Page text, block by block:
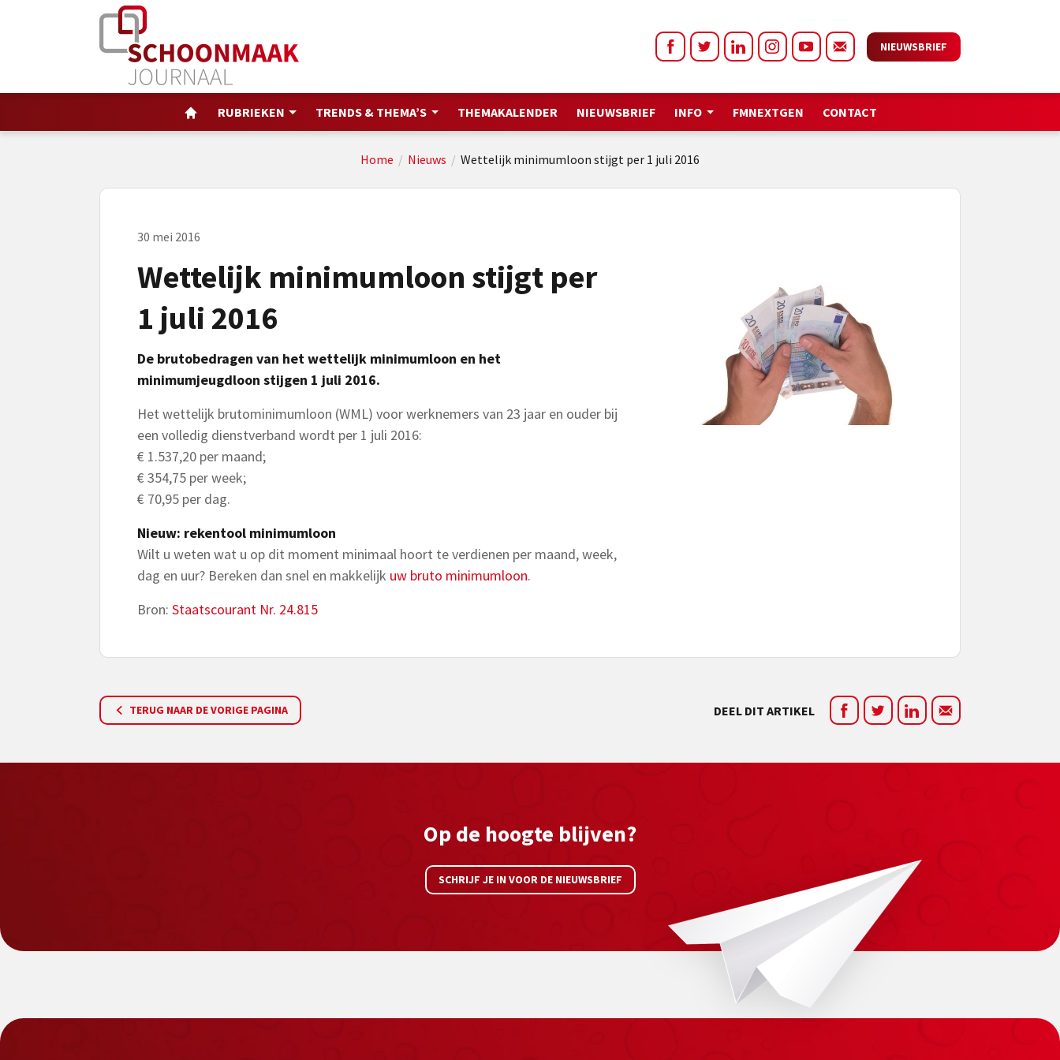
NIEUWSBRIEF
RUBRIEKEN TRENDS & THEMA’S THEMAKALENDER NIEUWSBRIEF INFO FMNEXTGEN CONTACT
Home / Nieuws / Wettelijk minimumloon stijgt per 1 juli 2016
30 mei 2016
Wettelijk minimumloon stijgt per
1 juli 2016
De brutobedragen van het wettelijk minimumloon en het
minimumjeugdloon stijgen 1 juli 2016.
Het wettelijk brutominimumloon (WML) voor werknemers van 23 jaar en ouder bij
een volledig dienstverband wordt per 1 juli 2016:
€ 1.537,20 per maand;
€ 354,75 per week;
€ 70,95 per dag.
Nieuw: rekentool minimumloon
Wilt u weten wat u op dit moment minimaal hoort te verdienen per maand, week,
dag en uur? Bereken dan snel en makkelijk uw bruto minimumloon.
Bron: Staatscourant Nr. 24.815
TERUG NAAR DE VORIGE PAGINA DEEL DIT ARTIKEL
Op de hoogte blijven?
SCHRIJF JE IN VOOR DE NIEUWSBRIEF